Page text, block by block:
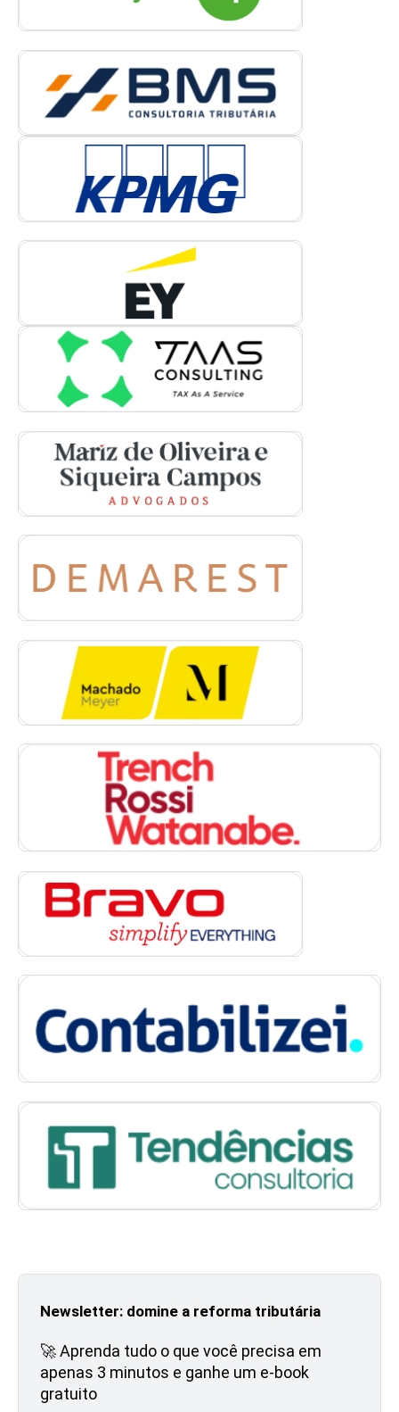
Newsletter: domine a reforma tributária
🚀 Aprenda tudo o que você precisa em
apenas 3 minutos e ganhe um e-book
gratuito